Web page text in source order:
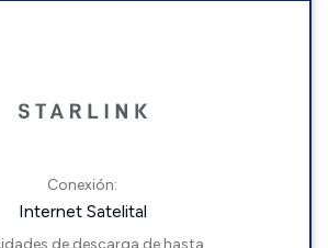
Conexión:
Internet Satelital
de descarga de hasta